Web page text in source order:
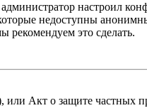
настроил
недоступны
рекомендуем это сделать.
или Акт о защите